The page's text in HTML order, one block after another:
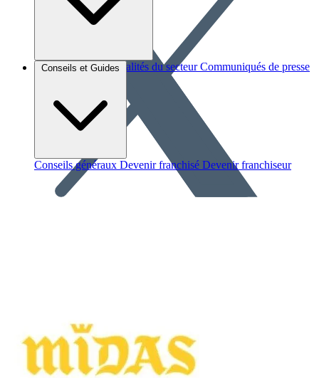
Brèves et actus Actualités du secteur Communiqués de presse
Conseils et Guides
Conseils généraux Devenir franchisé Devenir franchiseur